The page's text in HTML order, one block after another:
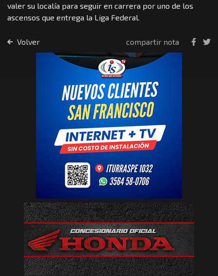
valer su localía para seguir en carrera por uno de los
ascensos que entrega la Liga Federal.
Volver compartir nota